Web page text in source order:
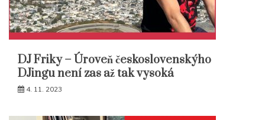
DJ Friky – Úroveň československýho
DJingu není zas až tak vysoká
4. 11. 2023